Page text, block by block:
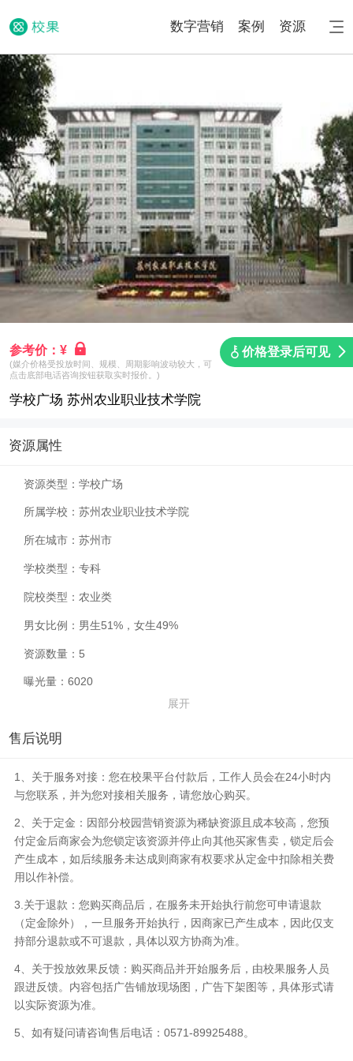
数字营销 案例 资源
参考价：¥ 价格登录后可见
(媒介价格受投放时间、规模、周期影响波动较大，可
点击底部电话咨询按钮获取实时报价。)
学校广场 苏州农业职业技术学院
资源属性
资源类型： 学校广场
所属学校： 苏州农业职业技术学院
所在城市： 苏州市
学校类型： 专科
院校类型： 农业类
男女比例： 男生51%，女生49%
资源数量： 5
曝光量： 6020
展开
售后说明
1、关于服务对接：您在校果平台付款后，工作人员会在24小时内
与您联系，并为您对接相关服务，请您放心购买。
2、关于定金：因部分校园营销资源为稀缺资源且成本较高，您预
付定金后商家会为您锁定该资源并停止向其他买家售卖，锁定后会
产生成本，如后续服务未达成则商家有权要求从定金中扣除相关费
用以作补偿。
3.关于退款：您购买商品后，在服务未开始执行前您可申请退款
（定金除外），一旦服务开始执行，因商家已产生成本，因此仅支
持部分退款或不可退款，具体以双方协商为准。
4、关于投放效果反馈：购买商品并开始服务后，由校果服务人员
跟进反馈。内容包括广告铺放现场图，广告下架图等，具体形式请
以实际资源为准。
5、如有疑问请咨询售后电话：0571-89925488。